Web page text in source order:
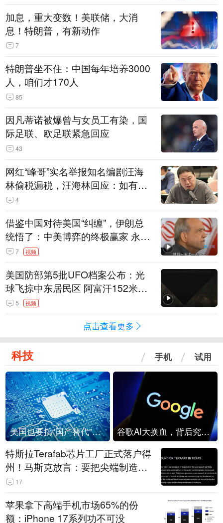
加息，重大变数！美联储，大消
息！特朗普，有新动作
7
特朗普坐不住：中国每年培养3000
人，咱们才170人
85
因凡蒂诺被爆曾与女员工有染，国
际足联、欧足联紧急回应
43
网红“峰哥”实名举报知名编剧汪海
林偷税漏税，汪海林回应：如有违
法行为，相关机构自会进行评判和
处理
4
借鉴中国对待美国“纠缠”，伊朗总
统悟了：中美博弈的终极赢家 永远
是埋头发展的那一国 伊朗要学中
国“做好自己的事”
7 视频
美国防部第5批UFO档案公布：光
球飞掠中东居民区 阿富汗152米三
角形遮蔽星光
5 视频
点击查看更多
科技 手机 试用
美国也要搞“国产替代”？先算清三笔账 谷歌AI大换血，背后究竟发生了什么？
特斯拉Terafab芯片工厂正式落户得
州！马斯克放言：要把尖端制造带
回美国
17
苹果拿下高端手机市场65%的份
额：iPhone 17系列功不可没